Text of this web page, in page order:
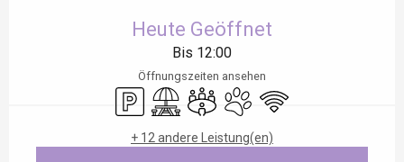
Heute Geöffnet
Bis 12:00
Öffnungszeiten ansehen
ParkplatzPicknickplatz
Versammlungsraum
Tiere erlaubt
Wi-Fi
+ 12 andere Leistung(en)